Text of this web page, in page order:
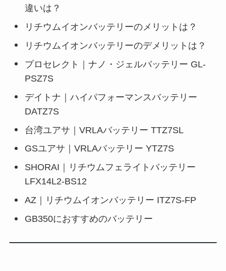
違いは？
リチウムイオンバッテリーのメリットは？
リチウムイオンバッテリーのデメリットは？
プロセレクト｜ナノ・ジェルバッテリー GL-
PSZ7S
デイトナ｜ハイパフォーマンスバッテリー
DATZ7S
台湾ユアサ｜VRLAバッテリー TTZ7SL
GSユアサ｜VRLAバッテリー YTZ7S
SHORAI｜リチウムフェライトバッテリー
LFX14L2-BS12
AZ｜リチウムイオンバッテリー ITZ7S-FP
GB350におすすめのバッテリー